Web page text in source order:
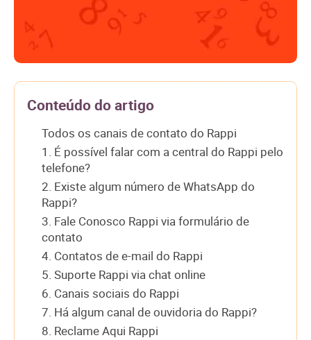
Conteúdo do artigo
Todos os canais de contato do Rappi
1. É possível falar com a central do Rappi pelo
telefone?
2. Existe algum número de WhatsApp do
Rappi?
3. Fale Conosco Rappi via formulário de
contato
4. Contatos de e-mail do Rappi
5. Suporte Rappi via chat online
6. Canais sociais do Rappi
7. Há algum canal de ouvidoria do Rappi?
8. Reclame Aqui Rappi